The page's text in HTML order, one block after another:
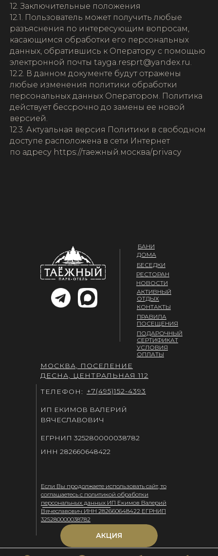
АКЦИЯ
12. Заключительные положения
12.1. Пользователь может получить любые
разъяснения по интересующим вопросам,
касающимся обработки его персональных
данных, обратившись к Оператору с помощью
электронной почты tayga.resprt@yandex.ru.
12.2. В данном документе будут отражены
любые изменения политики обработки
персональных данных Оператором. Политика
действует бессрочно до замены ее новой
версией.
12.3. Актуальная версия Политики в свободном
доступе расположена в сети Интернет
по адресу https://таежный.москва/privacy
АКТИВНЫЙ
ОТДЫХ
БАНИ
ДОМА
МОСКВА, ПОСЕЛЕНИЕ
ДЕСНА, ЦЕНТРАЛЬНАЯ 112
БЕСЕДКИ
ЕГРНИП 325280000038782
ИНН 282660648422
ИП ЕКИМОВ ВАЛЕРИЙ
ВЯЧЕСЛАВОВИЧ
РЕСТОРАН
ТЕЛЕФОН:
КОНТАКТЫ
+7(495)152-4393
ПРАВИЛА
ПОСЕЩЕНИЯ
УСЛОВИЯ
ОПЛАТЫ
ПОДАРОЧНЫЙ
СЕРТИФИКАТ
НОВОСТИ
Если Вы продолжаете использовать сайт, то
соглашаетесь с политикой обработки
персональных данных ИП Екимов Валерий
Вячеславович ИНН 282660648422 ЕГРНИП
325280000038782